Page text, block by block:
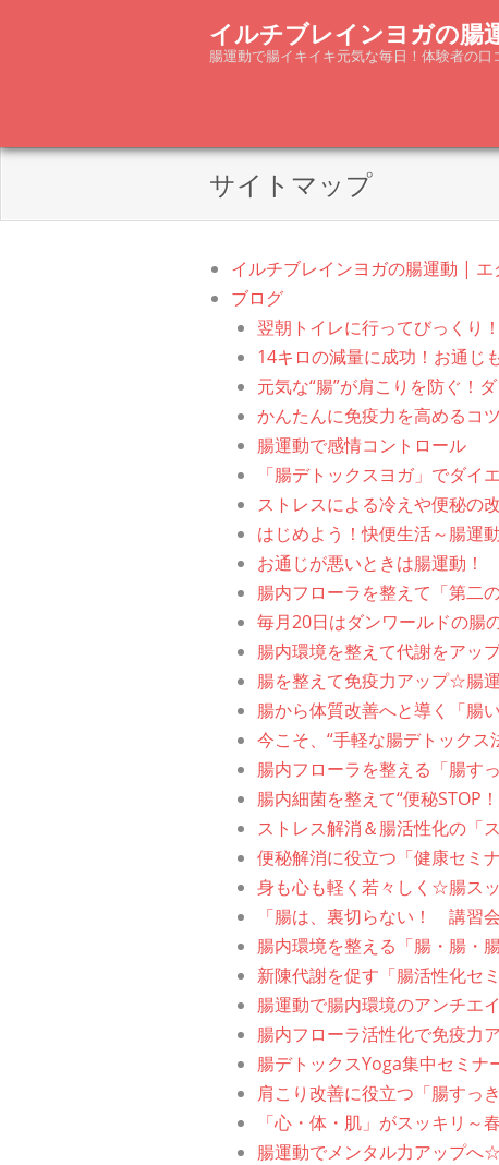
イルチブレインヨガの腸
腸運動で腸イキイキ元気な毎日！体験者の口
サイトマップ
イルチブレインヨガの腸運動 |
ブログ
翌朝トイレに行ってびっくり
14キロの減量に成功！お通じ
元気な“腸”が肩こりを防ぐ！
かんたんに免疫力を高めるコ
腸運動で感情コントロール
「腸デトックスヨガ」でダイ
ストレスによる冷えや便秘の
はじめよう！快便生活～腸運
お通じが悪いときは腸運動！
腸内フローラを整えて「第二
毎月20日はダンワールドの腸
腸内環境を整えて代謝をアッ
腸を整えて免疫力アップ☆腸
腸から体質改善へと導く「腸
今こそ、“手軽な腸デトックス
腸内フローラを整える「腸す
腸内細菌を整えて“便秘STOP
ストレス解消＆腸活性化の「
便秘解消に役立つ「健康セミナ
身も心も軽く若々しく☆腸ス
「腸は、裏切らない！ 講習
腸内環境を整える「腸・腸・
新陳代謝を促す「腸活性化セミ
腸運動で腸内環境のアンチエ
腸内フローラ活性化で免疫力
腸デトックスYoga集中セミナ
肩こり改善に役立つ「腸すっ
「心・体・肌」がスッキリ～
腸運動でメンタル力アップへ